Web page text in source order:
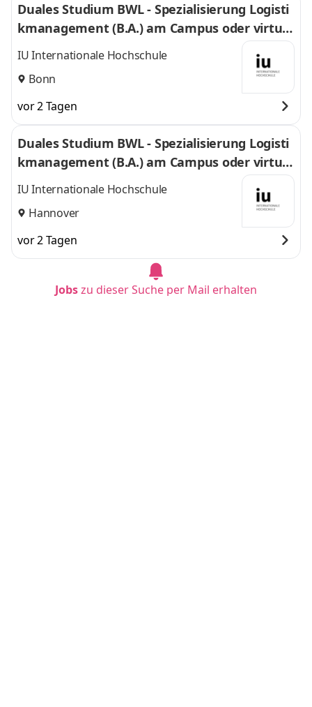
Duales Studium BWL - Spezialisierung Logisti
kmanagement (B.A.) am Campus oder virtuel
l
IU Internationale Hochschule
Bonn
vor 2 Tagen
Duales Studium BWL - Spezialisierung Logisti
kmanagement (B.A.) am Campus oder virtuel
l
IU Internationale Hochschule
Hannover
vor 2 Tagen
Jobszu dieser Suche per Mail erhalten